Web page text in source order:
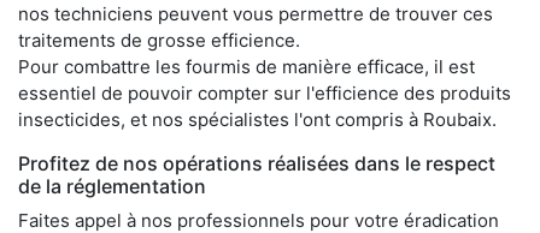
nos techniciens peuvent vous permettre de trouver ces
traitements de grosse efficience.
Pour combattre les fourmis de manière efficace, il est
essentiel de pouvoir compter sur l'efficience des produits
insecticides, et nos spécialistes l'ont compris à Roubaix.
Profitez de nos opérations réalisées dans le respect
de la réglementation
Faites appel à nos professionnels pour votre éradication